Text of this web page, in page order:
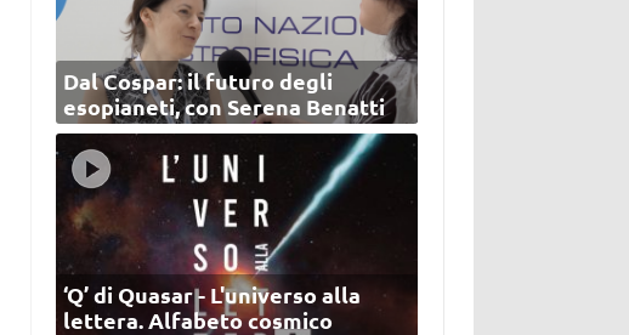
Dal Cospar: il futuro degli
esopianeti, con Serena Benatti
‘Q’ di Quasar - L'universo alla
lettera. Alfabeto cosmico